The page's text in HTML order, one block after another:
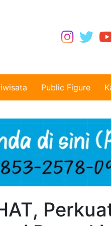
Public Figure